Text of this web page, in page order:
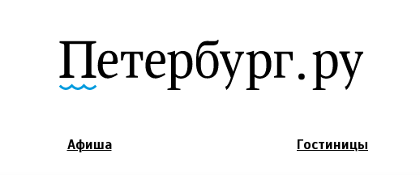
Афиша Гостиницы